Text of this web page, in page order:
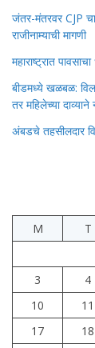
जंतर-मंतरवर CJP चा
राजीनाम्याची मागणी
महाराष्ट्रात
बीडमध्ये खळबळ:
तर महिलेच्या दाव्याने
अंबडचे तहसीलदार
M
T
3
4
10
11
17
18